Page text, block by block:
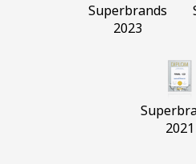
Superbrands
2023
2021